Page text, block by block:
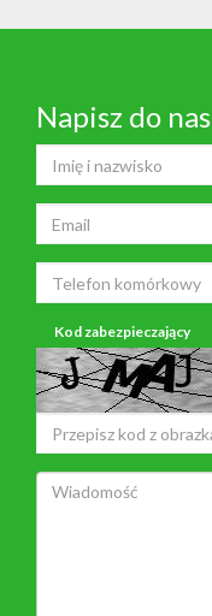
Napisz do nas
Kod zabezpieczający